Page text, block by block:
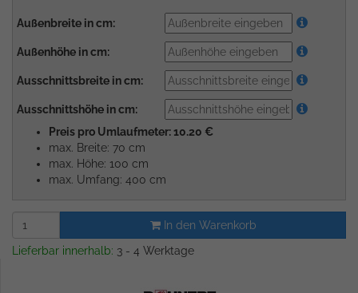
Außenbreite in cm:
Außenhöhe in cm:
Ausschnittsbreite in cm:
Ausschnittshöhe in cm:
Preis pro Umlaufmeter: 10.20 €
max. Breite: 70 cm
max. Höhe: 100 cm
max. Umfang: 400 cm
In den Warenkorb
Lieferbar innerhalb: 3 - 4 Werktage